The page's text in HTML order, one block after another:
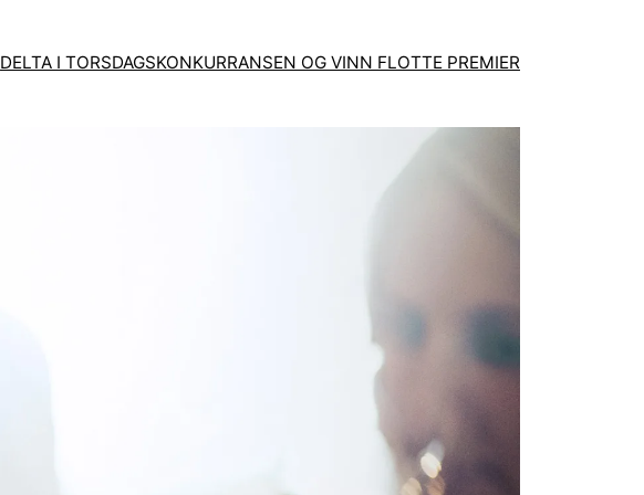
DELTA I TORSDAGSKONKURRANSEN OG VINN FLOTTE PREMIER